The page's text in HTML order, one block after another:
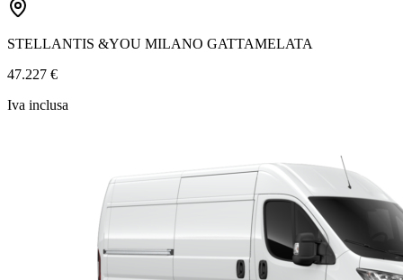
STELLANTIS &YOU MILANO GATTAMELATA
47.227 €
Iva inclusa